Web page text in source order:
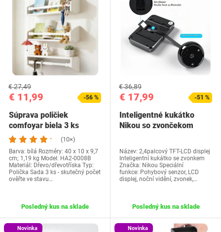
€ 11,99
€ 27,49
-56 %
Súprava poličiek
comfoyar biela 3 ks
(10×)
Barva: bílá Rozměry: ‎40 x 10 x 9,7
cm; 1,19 kg Model: HA2-0008B
Materiál: Dřevo/dřevotříska Typ:
Polička Sada 3 ks - skutečný počet
ověřte ve stavu…
Posledný kus na sklade
€ 17,99
€ 36,89
-51 %
Inteligentné kukátko
Nikou so zvončekom
Název: 2,4palcový TFT-LCD displej
Inteligentní kukátko se zvonkem
Značka: Nikou Speciální
funkce: Pohybový senzor, LCD
displej, noční vidění, zvonek,…
Posledný kus na sklade
Novinka Novinka